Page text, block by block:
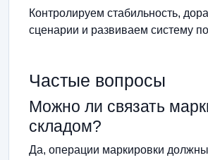
Контролируем стабильность,
сценарии и развиваем систему
Частые вопросы
Можно ли связать
складом?
Да, операции маркировки